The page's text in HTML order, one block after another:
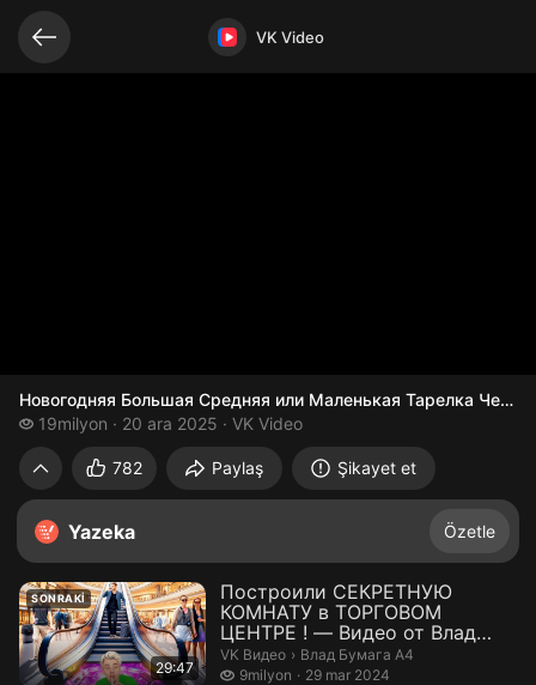
Video açık VK Video
19milyon
19 milyon izleme20 ara 2025 VK Video
782 Paylaş Şikayet et
Yazeka Özetle
Bağlantılı videolar
SONRAKI
29:47
Построили СЕКРЕТНУЮ
КОМНАТУ в ТОРГОВОМ
ЦЕНТРЕ ! — Видео от Влад
Бумага А4
VK Видео › Влад Бумага А4.
Влад Бумага А4
9milyon
9 milyon izleme29 mar 2024